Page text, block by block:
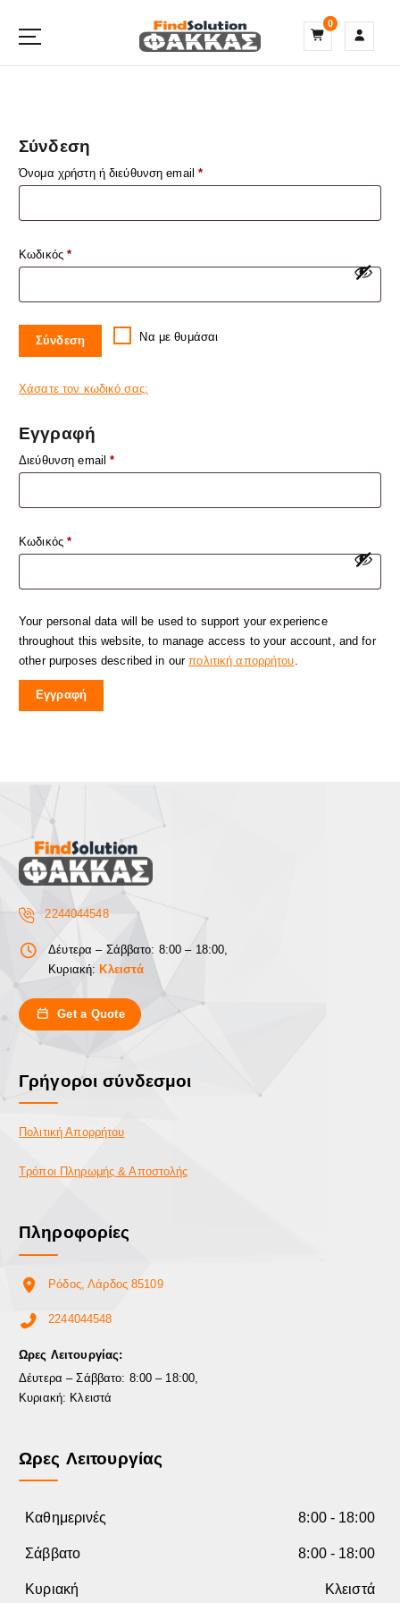
p
0
Σύνδεση
Όνομα χρήστη ή διεύθυνση email*
Κωδικός*
Να με θυμάσαι
Σύνδεση
Χάσατε τον κωδικό σας;
Εγγραφή
Διεύθυνση email*
Κωδικός*
Your personal data will be used to support your experience
throughout this website, to manage access to your account, and for
other purposes described in ourπολιτική απορρήτου.
Εγγραφή
2244044548
Δέυτερα – Σάββατο: 8:00 – 18:00,
Κυριακή: Κλειστά
Get a Quote
Γρήγοροι σύνδεσμοι
Πολιτική Απορρήτου
Τρόποι Πληρωμής & Αποστολής
Πληροφορίες
Ρόδος, Λάρδος 85109
2244044548
Ωρες Λειτουργίας:
Δέυτερα – Σάββατο: 8:00 – 18:00,
Κυριακή: Κλειστά
Ωρες Λειτουργίας
Καθημερινές 8:00 - 18:00
Σάββατο 8:00 - 18:00
Κυριακή Κλειστά